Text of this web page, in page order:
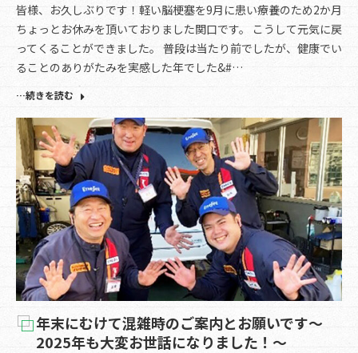
皆様、お久しぶりです！軽い脳梗塞を9月に患い療養のため2か月
ちょっとお休みを頂いておりました関口です。 こうして元気に戻
ってくることができました。 普段は当たり前でしたが、健康でい
ることのありがたみを実感した年でした&#…
…続きを読む
年末にむけて混雑時のご案内とお願いです～
2025年も大変お世話になりました！～